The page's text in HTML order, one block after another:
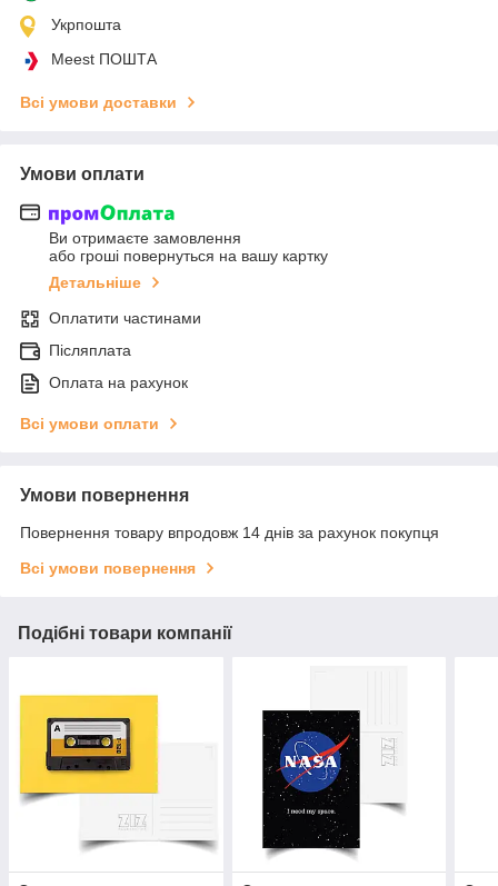
Укрпошта
Meest ПОШТА
Всі умови доставки
Умови оплати
Ви отримаєте замовлення
або гроші повернуться на вашу картку
Детальніше
Оплатити частинами
Післяплата
Оплата на рахунок
Всі умови оплати
Умови повернення
Повернення товару впродовж 14 днів за рахунок покупця
Всі умови повернення
Подібні товари компанії